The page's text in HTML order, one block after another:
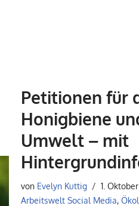
Petitionen für
Honigbiene
Umwelt – mit
von Evelyn Kuttig
1.
Arbeitswelt Social Media,